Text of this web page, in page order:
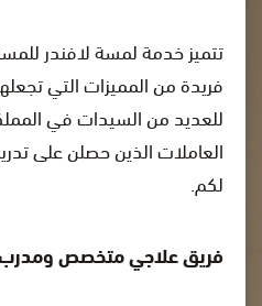
تتميز خدمة لمسة لافندر
فريدة من المميزات التي
للعديد من السيدات في
العاملات الذين حصلن على
لكم.
فريق علاجي متخصص ومدرب